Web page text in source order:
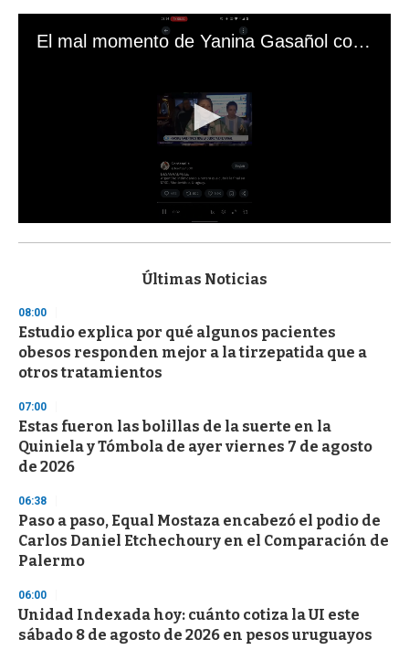
El mal momento de Yanina Gasañol con un hincha argentino en "Subrayado"
s
d
s
o
f
3
s
e
c
o
n
Últimas Noticias
08:00
Estudio explica por qué algunos pacientes
obesos responden mejor a la tirzepatida que a
otros tratamientos
07:00
Estas fueron las bolillas de la suerte en la
Quiniela y Tómbola de ayer viernes 7 de agosto
de 2026
06:38
Paso a paso, Equal Mostaza encabezó el podio de
Carlos Daniel Etchechoury en el Comparación de
Palermo
06:00
Unidad Indexada hoy: cuánto cotiza la UI este
sábado 8 de agosto de 2026 en pesos uruguayos